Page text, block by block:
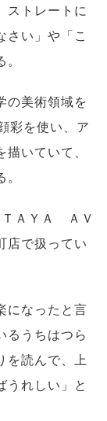
ストレートに
さい」や「こ
の美術領域を
彩を使い、ア
いていて、
ＡＹＡ ＡＶ
店で扱ってい
になったと言
るうちはつら
を読んで、上
うれしい」と